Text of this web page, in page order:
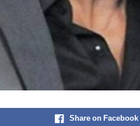
Share on Facebook